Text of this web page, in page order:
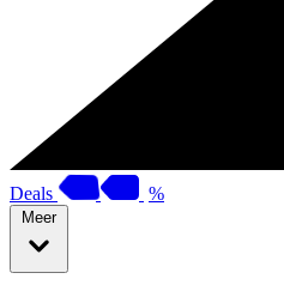
Deals %
Meer